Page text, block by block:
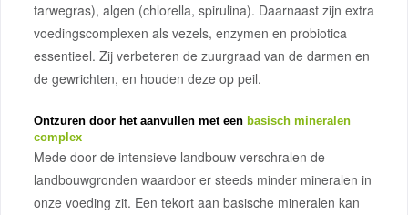
tarwegras), algen (chlorella, spirulina). Daarnaast zijn extra
voedingscomplexen als vezels, enzymen en probiotica
essentieel. Zij verbeteren de zuurgraad van de darmen en
de gewrichten, en houden deze op peil.
Ontzuren door het aanvullen met een basisch mineralen
complex
Mede door de intensieve landbouw verschralen de
landbouwgronden waardoor er steeds minder mineralen in
onze voeding zit. Een tekort aan basische mineralen kan